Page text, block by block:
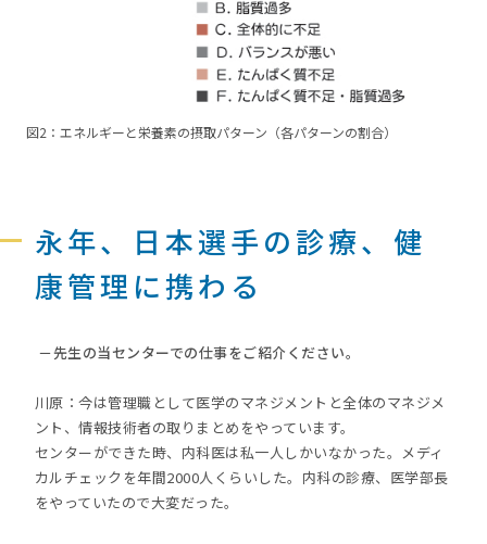
図2：エネルギーと栄養素の摂取パターン（各パターンの割合）
永年、日本選手の診療、健
康管理に携わる
－先生の当センターでの仕事をご紹介ください。
川原：今は管理職として医学のマネジメントと全体のマネジメ
ント、情報技術者の取りまとめをやっています。
センターができた時、内科医は私一人しかいなかった。メディ
カルチェックを年間2000人くらいした。内科の診療、医学部長
をやっていたので大変だった。